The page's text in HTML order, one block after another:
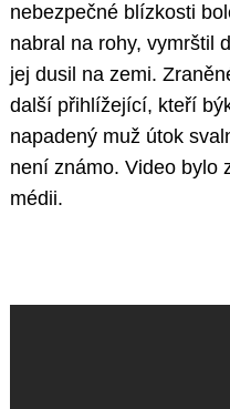
nebezpečné blízkosti
nabral na rohy, vymrštil
jej dusil na zemi.
další přihlížející, kteří
napadený muž útok
není známo. Video bylo
médii.